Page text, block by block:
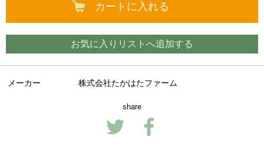
カートに入れる
お気に入りリストへ追加する
メーカー 株式会社たかはたファーム
share